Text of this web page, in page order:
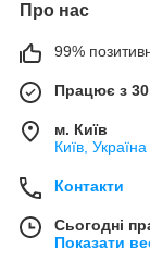
Про нас
99%
Працює з
м. Київ
Київ, Україна
Контакти
Сьогодні
Показати